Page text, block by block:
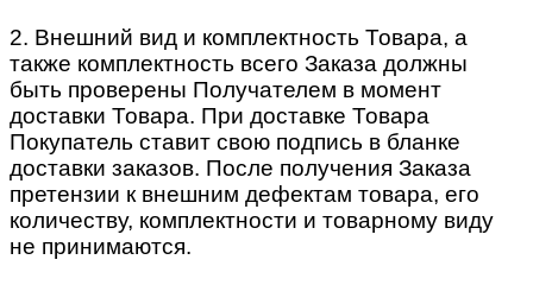
2. Внешний вид и комплектность Товара, а
также комплектность всего Заказа должны
быть проверены Получателем в момент
доставки Товара. При доставке Товара
Покупатель ставит свою подпись в бланке
доставки заказов. После получения Заказа
претензии к внешним дефектам товара, его
количеству, комплектности и товарному виду
не принимаются.